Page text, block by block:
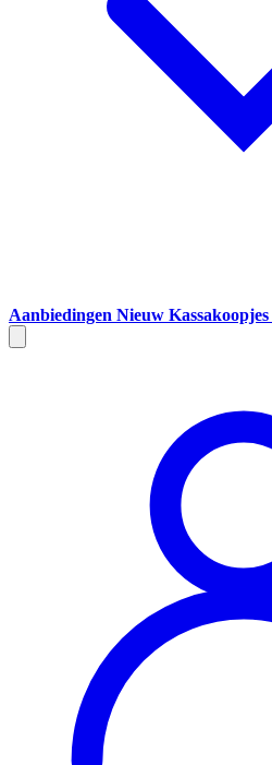
Aanbiedingen Nieuw Kassakoopjes